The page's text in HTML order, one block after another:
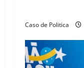
n
Caso de Politica